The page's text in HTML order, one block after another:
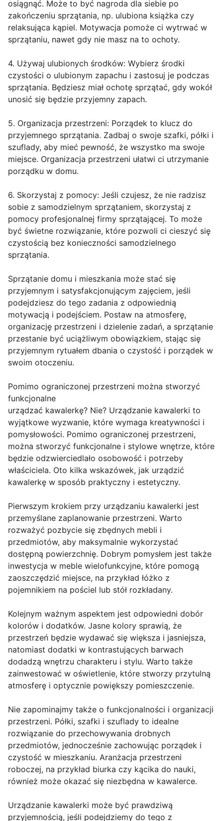
osiągnąć. Może to być nagroda dla siebie po
zakończeniu sprzątania, np. ulubiona książka czy
relaksująca kąpiel. Motywacja pomoże ci wytrwać w
sprzątaniu, nawet gdy nie masz na to ochoty.
4. Używaj ulubionych środków: Wybierz środki
czystości o ulubionym zapachu i zastosuj je podczas
sprzątania. Będziesz miał ochotę sprzątać, gdy wokół
unosić się będzie przyjemny zapach.
5. Organizacja przestrzeni: Porządek to klucz do
przyjemnego sprzątania. Zadbaj o swoje szafki, półki i
szuflady, aby mieć pewność, że wszystko ma swoje
miejsce. Organizacja przestrzeni ułatwi ci utrzymanie
porządku w domu.
6. Skorzystaj z pomocy: Jeśli czujesz, że nie radzisz
sobie z samodzielnym sprzątaniem, skorzystaj z
pomocy profesjonalnej firmy sprzątającej. To może
być świetne rozwiązanie, które pozwoli ci cieszyć się
czystością bez konieczności samodzielnego
sprzątania.
Sprzątanie domu i mieszkania może stać się
przyjemnym i satysfakcjonującym zajęciem, jeśli
podejdziesz do tego zadania z odpowiednią
motywacją i podejściem. Postaw na atmosferę,
organizację przestrzeni i dzielenie zadań, a sprzątanie
przestanie być uciążliwym obowiązkiem, stając się
przyjemnym rytuałem dbania o czystość i porządek w
swoim otoczeniu.
Pomimo ograniczonej przestrzeni można stworzyć
funkcjonalne
urządzać kawalerkę? Nie? Urządzanie kawalerki to
wyjątkowe wyzwanie, które wymaga kreatywności i
pomysłowości. Pomimo ograniczonej przestrzeni,
można stworzyć funkcjonalne i stylowe wnętrze, które
będzie odzwierciedlało osobowość i potrzeby
właściciela. Oto kilka wskazówek, jak urządzić
kawalerkę w sposób praktyczny i estetyczny.
Pierwszym krokiem przy urządzaniu kawalerki jest
przemyślane zaplanowanie przestrzeni. Warto
rozważyć pozbycie się zbędnych mebli i
przedmiotów, aby maksymalnie wykorzystać
dostępną powierzchnię. Dobrym pomysłem jest także
inwestycja w meble wielofunkcyjne, które pomogą
zaoszczędzić miejsce, na przykład łóżko z
pojemnikiem na pościel lub stół rozkładany.
Kolejnym ważnym aspektem jest odpowiedni dobór
kolorów i dodatków. Jasne kolory sprawią, że
przestrzeń będzie wydawać się większa i jasniejsza,
natomiast dodatki w kontrastujących barwach
dodadzą wnętrzu charakteru i stylu. Warto także
zainwestować w oświetlenie, które stworzy przytulną
atmosferę i optycznie powiększy pomieszczenie.
Nie zapominajmy także o funkcjonalności i organizacji
przestrzeni. Półki, szafki i szuflady to idealne
rozwiązanie do przechowywania drobnych
przedmiotów, jednocześnie zachowując porządek i
czystość w mieszkaniu. Aranżacja przestrzeni
roboczej, na przykład biurka czy kącika do nauki,
również może okazać się niezbędna w kawalerce.
Urządzanie kawalerki może być prawdziwą
przyjemnością, jeśli podejdziemy do tego z